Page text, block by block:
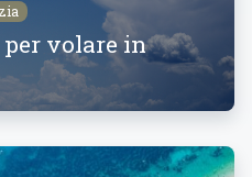
volare in